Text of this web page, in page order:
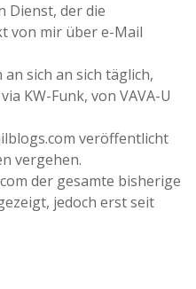
Dienst, der die
von mir über e-Mail
sich an sich täglich,
KW-Funk, von VAVA-U
veröffentlicht
vergehen.
der gesamte bisherige
jedoch erst seit